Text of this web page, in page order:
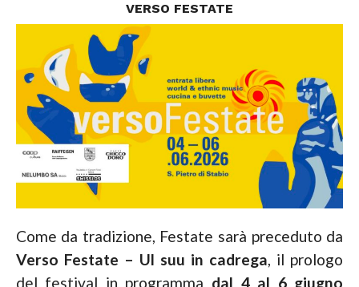
VERSO FESTATE
Come da tradizione, Festate sarà preceduto da
Verso Festate – Ul suu in cadrega, il prologo
del festival in programma dal 4 al 6 giugno